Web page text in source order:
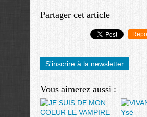
Partager cet article
S'inscrire à la newsletter
Vous aimerez aussi :